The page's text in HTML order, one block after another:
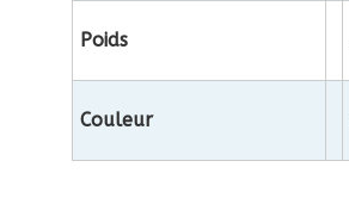
Poids
Couleur